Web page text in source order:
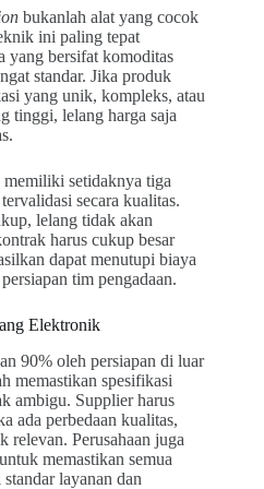
bukanlah alat yang cocok
ini paling tepat
yang bersifat komoditas
standar. Jika produk
yang unik, kompleks, atau
tinggi, lelang harga saja
setidaknya tiga
secara kualitas.
lelang tidak akan
harus cukup besar
dapat menutupi biaya
tim pengadaan.
Elektronik
90% oleh persiapan di luar
memastikan spesifikasi
ambigu. Supplier harus
ada perbedaan kualitas,
relevan. Perusahaan juga
memastikan semua
layanan dan